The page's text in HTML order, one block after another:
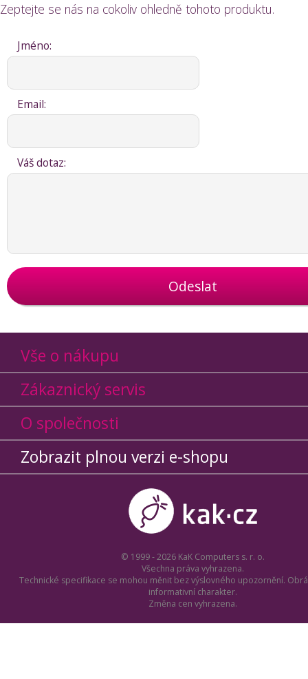
Zeptejte se nás na cokoliv ohledně tohoto produktu.
Jméno:
Email:
Váš dotaz:
Odeslat
Vše o nákupu
Zákaznický servis
O společnosti
Zobrazit plnou verzi e-shopu
© 1999 - 2026 KaK Computers s. r. o.
Všechna práva vyhrazena.
Technické specifikace se mohou měnit bez výslovného upozornění.
informativní charakter.
Změna cen vyhrazena.